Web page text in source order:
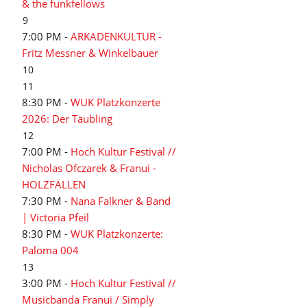
& the funkfellows
9
7:00 PM - ARKADENKULTUR -
Fritz Messner & Winkelbauer
10
11
8:30 PM - WUK Platzkonzerte
2026: Der Täubling
12
7:00 PM - Hoch Kultur Festival //
Nicholas Ofczarek & Franui -
HOLZFÄLLEN
7:30 PM - Nana Falkner & Band
| Victoria Pfeil
8:30 PM - WUK Platzkonzerte:
Paloma 004
13
3:00 PM - Hoch Kultur Festival //
Musicbanda Franui / Simply